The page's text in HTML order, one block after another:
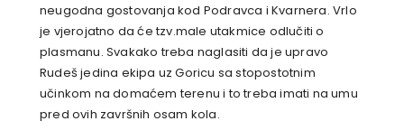
neugodna gostovanja kod Podravca i Kvarnera. Vrlo
je vjerojatno da će tzv.male utakmice odlučiti o
plasmanu. Svakako treba naglasiti da je upravo
Rudeš jedina ekipa uz Goricu sa stopostotnim
učinkom na domaćem terenu i to treba imati na umu
pred ovih završnih osam kola.